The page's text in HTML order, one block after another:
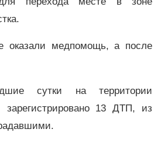
оказали медпомощь, а после
сутки на территории
зарегистрировано 13 ДТП, из